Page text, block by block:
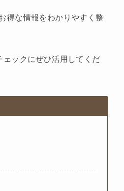
得な情報をわかりやすく整
ックにぜひ活用してくだ